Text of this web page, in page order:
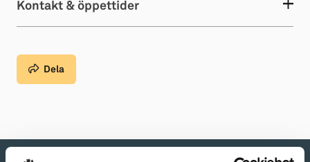
Kontakt & öppettider
Dela